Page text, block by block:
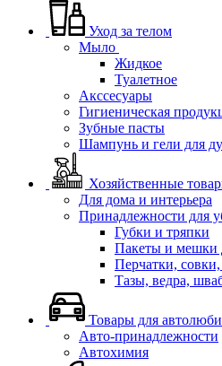
Уход за телом
Мыло
Жидкое
Туалетное
Акссесуары
Гигиеническая
Зубные пасты
Шампунь и гели для
Хозяйственные
Для дома и интерьера
Принадлежности для
Губки и тряпки
Пакеты и мешки
Перчатки,
Тазы, ведра,
Товары для
Авто-принадлежности
Автохимия